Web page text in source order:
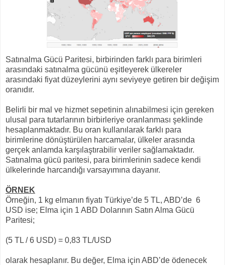
Satınalma Gücü Paritesi, birbirinden farklı para birimleri
arasındaki satınalma gücünü eşitleyerek ülkereler
arasındaki fiyat düzeylerini aynı seviyeye getiren bir değişim
oranıdır.
Belirli bir mal ve hizmet sepetinin alınabilmesi için gereken
ulusal para tutarlarının birbirleriye oranlanması şeklinde
hesaplanmaktadır. Bu oran kullanılarak farklı para
birimlerine dönüştürülen harcamalar, ülkeler arasında
gerçek anlamda karşılaştırabilir veriler sağlamaktadır.
Satınalma gücü paritesi, para birimlerinin sadece kendi
ülkelerinde harcandığı varsayımına dayanır.
ÖRNEK
Örneğin, 1 kg elmanın fiyatı Türkiye’de 5 TL, ABD’de 6
USD ise; Elma için 1 ABD Dolarının Satın Alma Gücü
Paritesi;
(5 TL / 6 USD) = 0,83 TL/USD
olarak hesaplanır. Bu değer, Elma için ABD’de ödenecek